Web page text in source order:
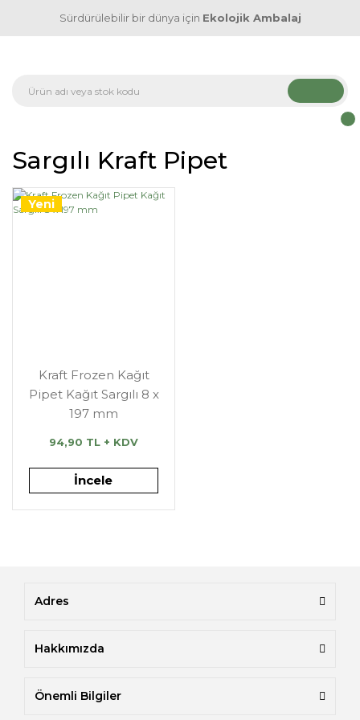
Sürdürülebilir bir dünya için Ekolojik Ambalaj
Sargılı Kraft Pipet
Yeni
Kraft Frozen Kağıt
Pipet Kağıt Sargılı 8 x
197 mm
94,90 TL + KDV
İncele
Adres
Hakkımızda
Önemli Bilgiler